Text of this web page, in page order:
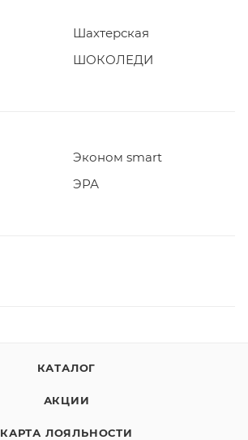
Шахтерская
ШОКОЛЕДИ
Эконом smart
ЭРА
КАТАЛОГ
АКЦИИ
КАРТА ЛОЯЛЬНОСТИ